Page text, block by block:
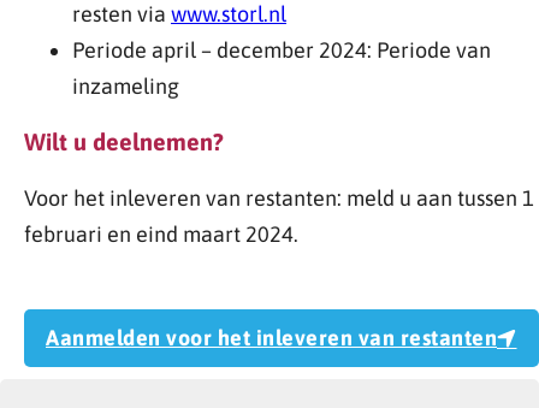
resten via www.storl.nl
Periode april – december 2024: Periode van
inzameling
Wilt u deelnemen?
Voor het inleveren van restanten: meld u aan tussen 1
februari en eind maart 2024.
Aanmelden voor het inleveren van restanten